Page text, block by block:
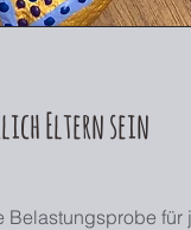
Eltern sein
Belastungsprobe für